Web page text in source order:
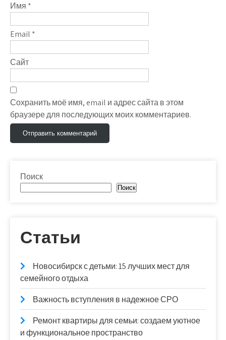
Имя *
Email *
Сайт
Сохранить моё имя, email и адрес сайта в этом
браузере для последующих моих комментариев.
Поиск
Поиск
Статьи
Новосибирск с детьми: 15 лучших мест для
семейного отдыха
Важность вступления в надежное СРО
Ремонт квартиры для семьи: создаем уютное
и функциональное пространство